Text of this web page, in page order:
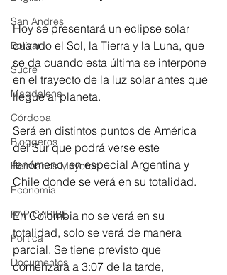
San Andres
Bolívar
Sucre
Magdalena
Córdoba
Bloggeros
Hermanos Mayores
Economía
RAP CARIBE
Política
Documentos
Hoy se presentará un eclipse solar
cuando el Sol, la Tierra y la Luna, que
se da cuando esta última se interpone
en el trayecto de la luz solar antes que
llegue al planeta.
Será en distintos puntos de América
del Sur que podrá verse este
fenómeno, en especial Argentina y
Chile donde se verá en su totalidad.
En Colombia no se verá en su
totalidad, solo se verá de manera
parcial. Se tiene previsto que
comenzará a 3:07 de la tarde,